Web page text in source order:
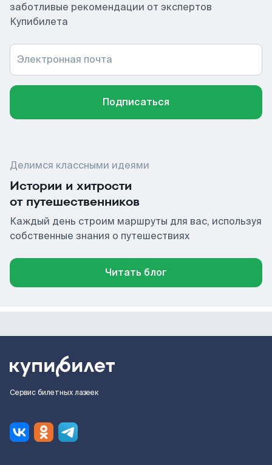
заботливые рекомендации от экспертов
Купибилета
Электронная почта
Подписаться
Делимся классными идеями
Истории и хитрости
от путешественников
Каждый день строим маршруты для вас, используя
собственные знания о путешествиях
Читать блог
Сервис билетных лазеек